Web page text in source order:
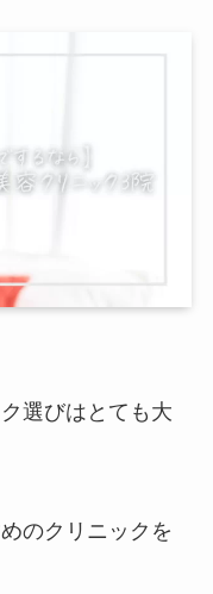
選びはとても大
のクリニックを